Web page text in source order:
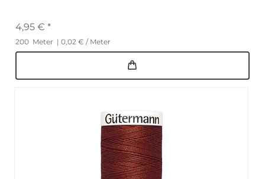
4,95 € *
200 Meter | 0,02 € / Meter